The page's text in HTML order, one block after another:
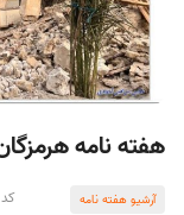
هفته نامه هرمزگان من|
آرشیو هفته نامه کد